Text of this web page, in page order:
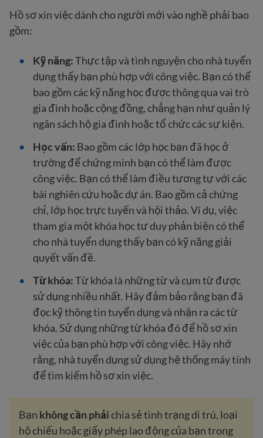
Hồ sơ xin việc dành cho người mới vào nghề phải bao
gồm:
Kỹ năng:Thực tập và tình nguyện cho nhà tuyển
dụng thấy bạn phù hợp với công việc. Bạn có thể
bao gồm các kỹ năng học được thông qua vai trò
gia đình hoặc cộng đồng, chẳng hạn như quản lý
ngân sách hộ gia đình hoặc tổ chức các sự kiện.
Học vấn: Bao gồm các lớp học bạn đã học ở
trường để chứng minh bạn có thể làm được
công việc. Bạn có thể làm điều tương tự với các
bài nghiên cứu hoặc dự án. Bao gồm cả chứng
chỉ, lớp học trực tuyến và hội thảo. Ví dụ, việc
tham gia một khóa học tư duy phản biện có thể
cho nhà tuyển dụng thấy bạn có kỹ năng giải
quyết vấn đề.
Từ khóa:Từ khóa là những từ và cụm từ được
sử dụng nhiều nhất. Hãy đảm bảo rằng bạn đã
đọc kỹ thông tin tuyển dụng và nhận ra các từ
khóa. Sử dụng những từ khóa đó để hồ sơ xin
việc của bạn phù hợp với công việc. Hãy nhớ
rằng, nhà tuyển dụng sử dụng hệ thống máy tính
để tìm kiếm hồ sơ xin việc.
Bạn không cần phảichia sẻ tình trạng di trú, loại
hộ chiếu hoặc giấy phép lao động của bạn trong